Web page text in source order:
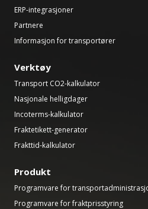
ERP-integrasjoner
Partnere
Informasjon for transportører
Verktøy
Transport CO2-kalkulator
Nasjonale helligdager
Incoterms-kalkulator
Fraktetikett-generator
Frakttid-kalkulator
Produkt
Programvare for
Programvare for fraktprisstyring